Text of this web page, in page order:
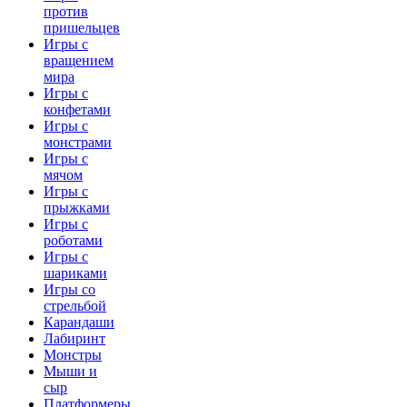
против
пришельцев
Игры с
вращением
мира
Игры с
конфетами
Игры с
монстрами
Игры с
мячом
Игры с
прыжками
Игры с
роботами
Игры с
шариками
Игры со
стрельбой
Карандаши
Лабиринт
Монстры
Мыши и
сыр